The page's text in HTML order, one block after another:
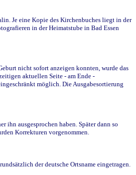
Je eine Kopie des Kirchenbuches liegt in der
in der Heimatstube in Bad Essen
nicht sofort anzeigen konnten, wurde das
aktuellen Seite - am Ende -
möglich. Die Ausgabesortierung
ihn ausgesprochen haben. Später dann so
Korrekturen vorgenommen.
der deutsche Ortsname eingetragen.